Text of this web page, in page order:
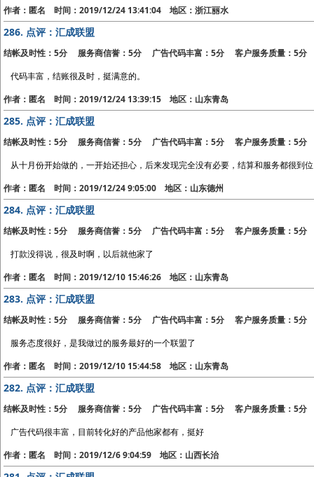
作者：匿名 时间：2019/12/24 13:41:04 地区：浙江丽水
286. 点评：汇成联盟
结帐及时性：5分 服务商信誉：5分 广告代码丰富：5分 客户服务质量：5分
代码丰富，结账很及时，挺满意的。
作者：匿名 时间：2019/12/24 13:39:15 地区：山东青岛
285. 点评：汇成联盟
结帐及时性：5分 服务商信誉：5分 广告代码丰富：5分 客户服务质量：5分
从十月份开始做的，一开始还担心，后来发现完全没有必要，结算和服务都很到
作者：匿名 时间：2019/12/24 9:05:00 地区：山东德州
284. 点评：汇成联盟
结帐及时性：5分 服务商信誉：5分 广告代码丰富：5分 客户服务质量：5分
打款没得说，很及时啊，以后就他家了
作者：匿名 时间：2019/12/10 15:46:26 地区：山东青岛
283. 点评：汇成联盟
结帐及时性：5分 服务商信誉：5分 广告代码丰富：5分 客户服务质量：5分
服务态度很好，是我做过的服务最好的一个联盟了
作者：匿名 时间：2019/12/10 15:44:58 地区：山东青岛
282. 点评：汇成联盟
结帐及时性：5分 服务商信誉：5分 广告代码丰富：5分 客户服务质量：5分
广告代码很丰富，目前转化好的产品他家都有，挺好
作者：匿名 时间：2019/12/6 9:04:59 地区：山西长治